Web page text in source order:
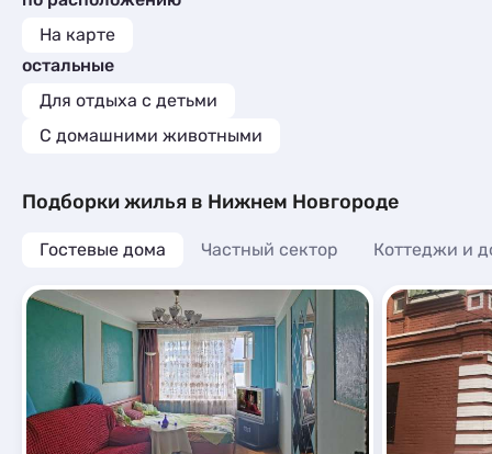
На карте
остальные
Для отдыха с детьми
С домашними животными
Подборки жилья в Нижнем Новгороде
Гостевые дома Частный сектор Коттеджи и